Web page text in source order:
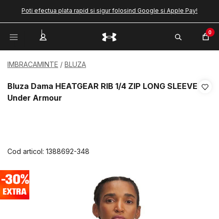
Poti efectua plata rapid si sigur folosind Google si Apple Pay!
0
IMBRACAMINTE BLUZA
Bluza Dama HEATGEAR RIB 1/4 ZIP LONG SLEEVE
Under Armour
Cod articol: 1388692-348